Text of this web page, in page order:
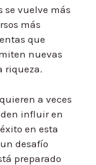
vuelve más
más
que
nuevas
riqueza.
a veces
influir en
en esta
desafío
preparado